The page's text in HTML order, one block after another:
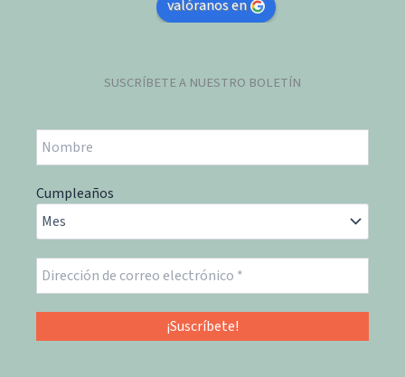
valóranos en
SUSCRÍBETE A NUESTRO BOLETÍN
Cumpleaños